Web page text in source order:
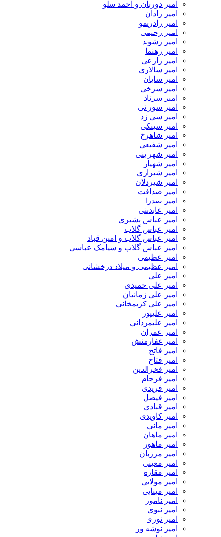
امیر دوربان و احمد سلو
امیر رادان
امیر رادریمو
امیر رحیمی
امیر رشوند
امیر رهنما
امیر زارعی
امیر سالاری
امیر سایان
امیر سرخی
امیر سرناد
امیر سورانی
امیر سی زد
امیر سینکی
امیر شاهرخ
امیر شفیعی
امیر شهراینی
امیر شهیار
امیر شیرازی
امیر شیردلان
امیر صداقت
امیر صدرا
امیر عابدینی
امیر عباس بشیری
امیر عباس گلاب
امیر عباس گلاب و امین قباد
امیر عباس گلاب و سیامک عباسی
امیر عظیمی
امیر عظیمی و میلاد درخشانی
امیر علی
امیر علی حمیدی
امیر علی زمانیان
امیر علی کریمخانی
امیر علیپور
امیر علیمردانی
امیر عمران
امیر غفارمنش
امیر فاتح
امیر فتاح
امیر فخرالدین
امیر فرجام
امیر فریدی
امیر فیصل
امیر قبادی
امیر کاویدی
امیر مانی
امیر ماهان
امیر ماهور
امیر مرزبان
امیر معینی
امیر مقاره
امیر مولایی
امیر مینایی
امیر نامور
امیر نبوی
امیر نوری
امیر نوشه ور